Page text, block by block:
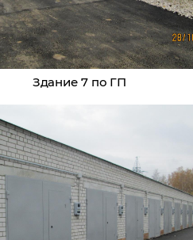
Здание 7 по ГП